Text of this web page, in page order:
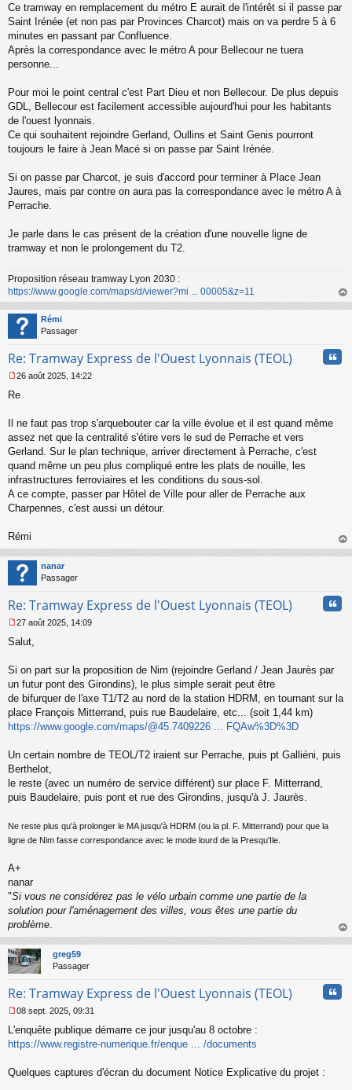
e
s
s
g
e
o
n
u
Ce tramway en remplacement du métro E aurait de l'intérêt si il passe par
Saint Irénée (et non pas par Provinces Charcot) mais on va perdre 5 à 6
minutes en passant par Confluence.
Après la correspondance avec le métro A pour Bellecour ne tuera
personne...
Pour moi le point central c'est Part Dieu et non Bellecour. De plus depuis
GDL, Bellecour est facilement accessible aujourd'hui pour les habitants
de l'ouest lyonnais.
Ce qui souhaitent rejoindre Gerland, Oullins et Saint Genis pourront
toujours le faire à Jean Macé si on passe par Saint Irénée.
Si on passe par Charcot, je suis d'accord pour terminer à Place Jean
Jaures, mais par contre on aura pas la correspondance avec le métro A à
Perrache.
Je parle dans le cas présent de la création d'une nouvelle ligne de
tramway et non le prolongement du T2.
Proposition réseau tramway Lyon 2030 :
https://www.google.com/maps/d/viewer?mi ... 00005&z=11
au
Rémi
Passager
Re: Tramway Express de l'Ouest Lyonnais (TEOL)
e
s
g
e
n
o
n
u
26 août 2025, 14:22
Re
Il ne faut pas trop s'arquebouter car la ville évolue et il est quand même
assez net que la centralité s'étire vers le sud de Perrache et vers
Gerland. Sur le plan technique, arriver directement à Perrache, c'est
quand même un peu plus compliqué entre les plats de nouille, les
infrastructures ferroviaires et les conditions du sous-sol.
A ce compte, passer par Hôtel de Ville pour aller de Perrache aux
Charpennes, c'est aussi un détour.
Rémi
au
nanar
Passager
Re: Tramway Express de l'Ouest Lyonnais (TEOL)
e
g
e
n
o
u
27 août 2025, 14:09
Salut,
Si on part sur la proposition de Nim (rejoindre Gerland / Jean Jaurès par
un futur pont des Girondins), le plus simple serait peut être
de bifurquer de l'axe T1/T2 au nord de la station HDRM, en tournant sur la
place François Mitterrand, puis rue Baudelaire, etc... (soit 1,44 km)
https://www.google.com/maps/@45.7409226 ... FQAw%3D%3D
Un certain nombre de TEOL/T2 iraient sur Perrache, puis pt Galliéni, puis
Berthelot,
le reste (avec un numéro de service différent) sur place F. Mitterrand,
puis Baudelaire, puis pont et rue des Girondins, jusqu'à J. Jaurès.
Ne reste plus qu'à prolonger le MA jusqu'à HDRM (ou la pl. F. Mitterrand) pour que la
ligne de Nim fasse correspondance avec le mode lourd de la Presqu'Ile.
A+
nanar
"Si vous ne considérez pas le vélo urbain comme une partie de la
solution pour l'aménagement des villes, vous êtes une partie du
problème.
au
greg59
Passager
Re: Tramway Express de l'Ouest Lyonnais (TEOL)
e
s
g
08 sept. 2025, 09:31
L'enquête publique démarre ce jour jusqu'au 8 octobre :
https://www.registre-numerique.fr/enque ... /documents
Quelques captures d'écran du document Notice Explicative du projet :